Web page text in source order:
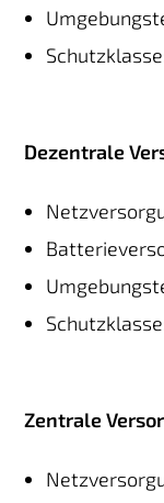
Dezentrale
Zentrale